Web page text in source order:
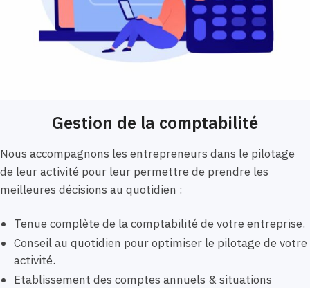
Gestion de la comptabilité
Nous accompagnons les entrepreneurs dans le pilotage
de leur activité pour leur permettre de prendre les
meilleures décisions au quotidien :
Tenue complète de la comptabilité de votre entreprise.
Conseil au quotidien pour optimiser le pilotage de votre
activité.
Etablissement des comptes annuels & situations